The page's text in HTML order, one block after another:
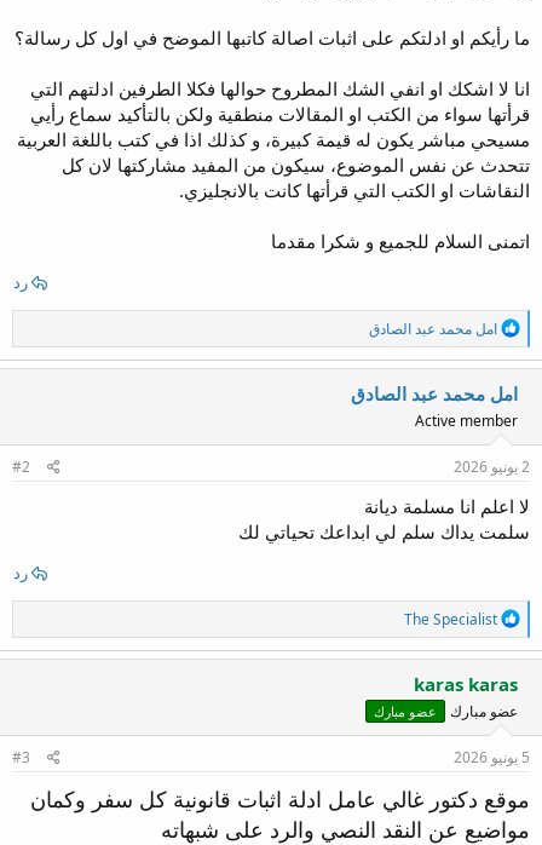
ما رأيكم او ادلتكم على اثبات اصالة كاتبها الموضح في اول كل رسالة؟
انا لا اشكك او انفي الشك المطروح حوالها فكلا الطرفين ادلتهم التي
قرأتها سواء من الكتب او المقالات منطقية ولكن بالتأكيد سماع رأيي
مسيحي مباشر يكون له قيمة كبيرة، و كذلك اذا في كتب باللغة العربية
تتحدث عن نفس الموضوع، سيكون من المفيد مشاركتها لان كل
النقاشات او الكتب التي قرأتها كانت بالانجليزي.
اتمنى السلام للجميع و شكرا مقدما
رد
ا
ل
ت
ا
ع
ت
:
امل محمد عبد الصادق
امل محمد عبد الصادق
Active member
2 يونيو 2026 #2
لا اعلم انا مسلمة ديانة
سلمت يداك سلم لي ابداعك تحياتي لك
رد
ا
ل
ت
ا
ع
ت
The Specialist
karas karas
عضو مبارك عضو مبارك
5 يونيو 2026 #3
موقع دكتور غالي عامل ادلة اثبات قانونية كل سفر وكمان
مواضيع عن النقد النصي والرد على شبهاته